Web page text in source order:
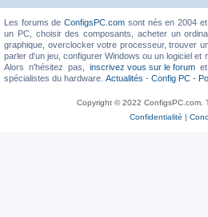
Les forums deConfigsPC.com sont nés en 2004
un PC, choisir des composants, acheter un
graphique, overclocker votre processeur, trouver
parler d'un jeu, configurer Windows ou un logiciel et
Alors n'hésitez pas, inscrivez vous sur le forumet
spécialistes du hardware. Actualités - Config PC -
Copyright © 2022 ConfigsPC.com.
Confidentialité |